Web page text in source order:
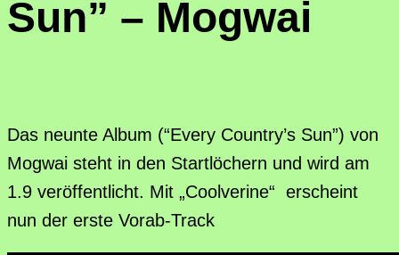
Sun” – Mogwai
Das neunte Album (“Every Country’s Sun”) von
Mogwai steht in den Startlöchern und wird am
1.9 veröffentlicht. Mit „Coolverine“ erscheint
nun der erste Vorab-Track